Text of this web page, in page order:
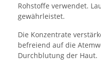
Rohstoffe verwendet.
gewährleistet.
Die Konzentrate
befreiend auf die
Durchblutung der Haut.